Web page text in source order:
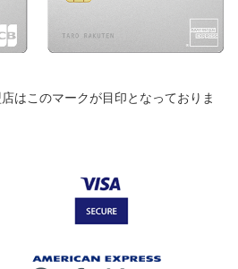
はこのマークが目印となっておりま